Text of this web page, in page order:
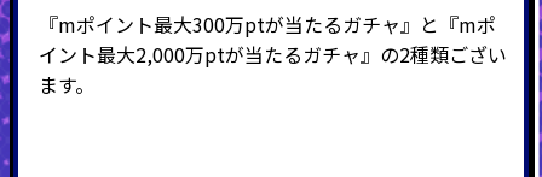
『mポイント最大300万ptが当たるガチャ』と『mポ
イント最大2,000万ptが当たるガチャ』の2種類ござい
ます。